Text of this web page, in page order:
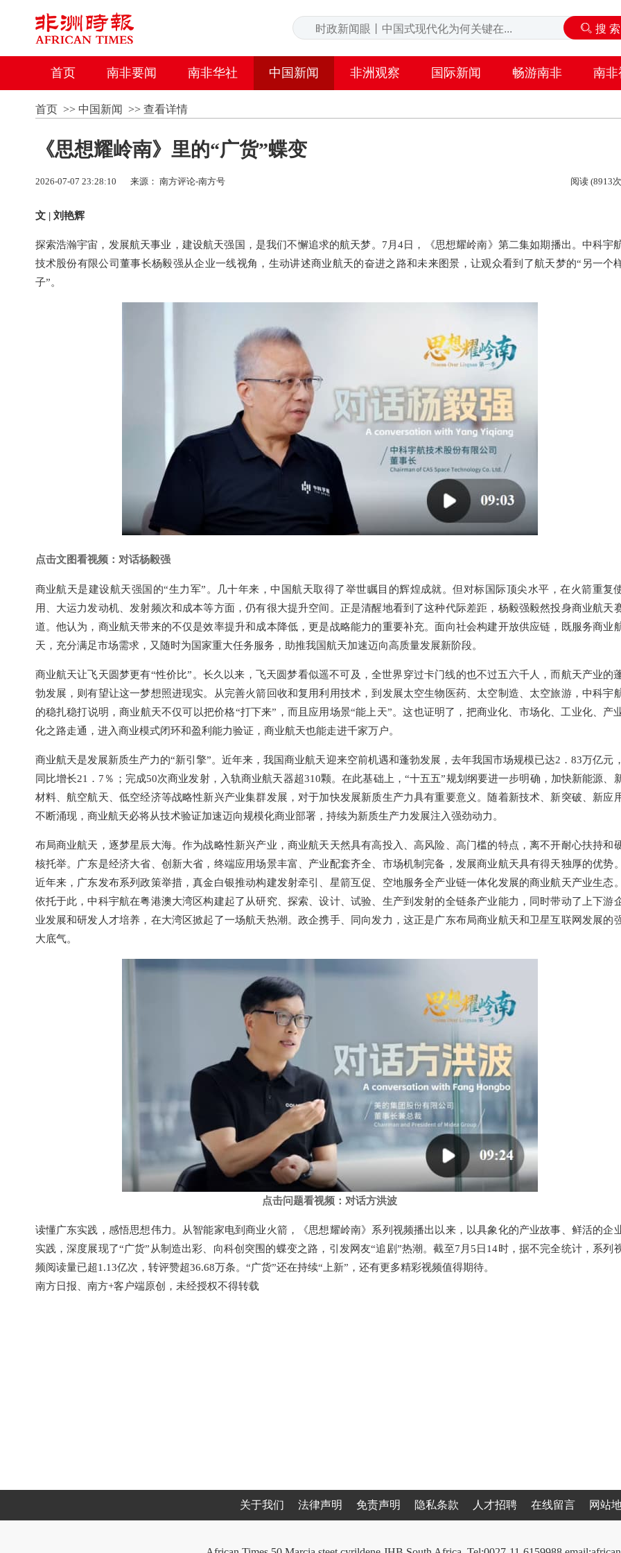
首页 南非要闻 南非华社 中国新闻 非洲观察 国际新闻 畅游南非 南非
首页>> 中国新闻 >> 查看详情
《思想耀岭南》里的“广货”蝶变
2026-07-07 23:28:10 来源： 南方评论-南方号 阅读 (8913
文 | 刘艳辉
探索浩瀚宇宙，发展航天事业，建设航天强国，是我们不懈追求的航天梦。7月4日，《思想耀岭南》第二集如期播出。中科宇
技术股份有限公司董事长杨毅强从企业一线视角，生动讲述商业航天的奋进之路和未来图景，让观众看到了航天梦的“另一个
子”。
点击文图看视频：对话杨毅强
商业航天是建设航天强国的“生力军”。几十年来，中国航天取得了举世瞩目的辉煌成就。但对标国际顶尖水平，在火箭重复
用、大运力发动机、发射频次和成本等方面，仍有很大提升空间。正是清醒地看到了这种代际差距，杨毅强毅然投身商业航天
道。他认为，商业航天带来的不仅是效率提升和成本降低，更是战略能力的重要补充。面向社会构建开放供应链，既服务商业
天，充分满足市场需求，又随时为国家重大任务服务，助推我国航天加速迈向高质量发展新阶段。
商业航天让飞天圆梦更有“性价比”。长久以来，飞天圆梦看似遥不可及，全世界穿过卡门线的也不过五六千人，而航天产业的
勃发展，则有望让这一梦想照进现实。从完善火箭回收和复用利用技术，到发展太空生物医药、太空制造、太空旅游，中科宇
的稳扎稳打说明，商业航天不仅可以把价格“打下来”，而且应用场景“能上天”。这也证明了，把商业化、市场化、工业化、产
化之路走通，进入商业模式闭环和盈利能力验证，商业航天也能走进千家万户。
商业航天是发展新质生产力的“新引擎”。近年来，我国商业航天迎来空前机遇和蓬勃发展，去年我国市场规模已达2．83万亿元，
同比增长21．7％；完成50次商业发射，入轨商业航天器超310颗。在此基础上，“十五五”规划纲要进一步明确，加快新能源、
材料、航空航天、低空经济等战略性新兴产业集群发展，对于加快发展新质生产力具有重要意义。随着新技术、新突破、新应
不断涌现，商业航天必将从技术验证加速迈向规模化商业部署，持续为新质生产力发展注入强劲动力。
布局商业航天，逐梦星辰大海。作为战略性新兴产业，商业航天天然具有高投入、高风险、高门槛的特点，离不开耐心扶持和
核托举。广东是经济大省、创新大省，终端应用场景丰富、产业配套齐全、市场机制完备，发展商业航天具有得天独厚的优势。
近年来，广东发布系列政策举措，真金白银推动构建发射牵引、星箭互促、空地服务全产业链一体化发展的商业航天产业生态。
依托于此，中科宇航在粤港澳大湾区构建起了从研究、探索、设计、试验、生产到发射的全链条产业能力，同时带动了上下游
业发展和研发人才培养，在大湾区掀起了一场航天热潮。政企携手、同向发力，这正是广东布局商业航天和卫星互联网发展的
大底气。
点击问题看视频：对话方洪波
读懂广东实践，感悟思想伟力。从智能家电到商业火箭，《思想耀岭南》系列视频播出以来，以具象化的产业故事、鲜活的企
实践，深度展现了“广货”从制造出彩、向科创突围的蝶变之路，引发网友“追剧”热潮。截至7月5日14时，据不完全统计，系列
频阅读量已超1.13亿次，转评赞超36.68万条。“广货”还在持续“上新”，还有更多精彩视频值得期待。
南方日报、南方+客户端原创，未经授权不得转载
关于我们 法律声明 免责声明 隐私条款 人才招聘 在线留言 网站